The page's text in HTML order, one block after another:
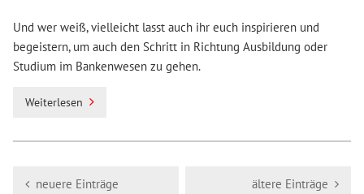
Und wer weiß, vielleicht lasst auch ihr euch inspirieren und
begeistern, um auch den Schritt in Richtung Ausbildung oder
Studium im Bankenwesen zu gehen.
Weiterlesen
neuere Einträge ältere Einträge